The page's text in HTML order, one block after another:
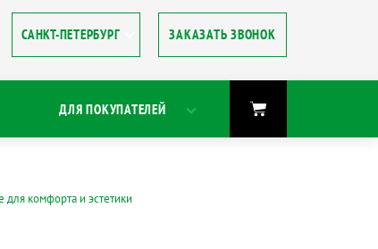
ЗАКАЗАТЬ ЗВОНОК
ДЛЯ ПОКУПАТЕЛЕЙ
комфорта и эстетики